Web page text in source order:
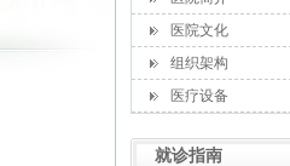
医院文化
组织架构
医疗设备
就诊指南